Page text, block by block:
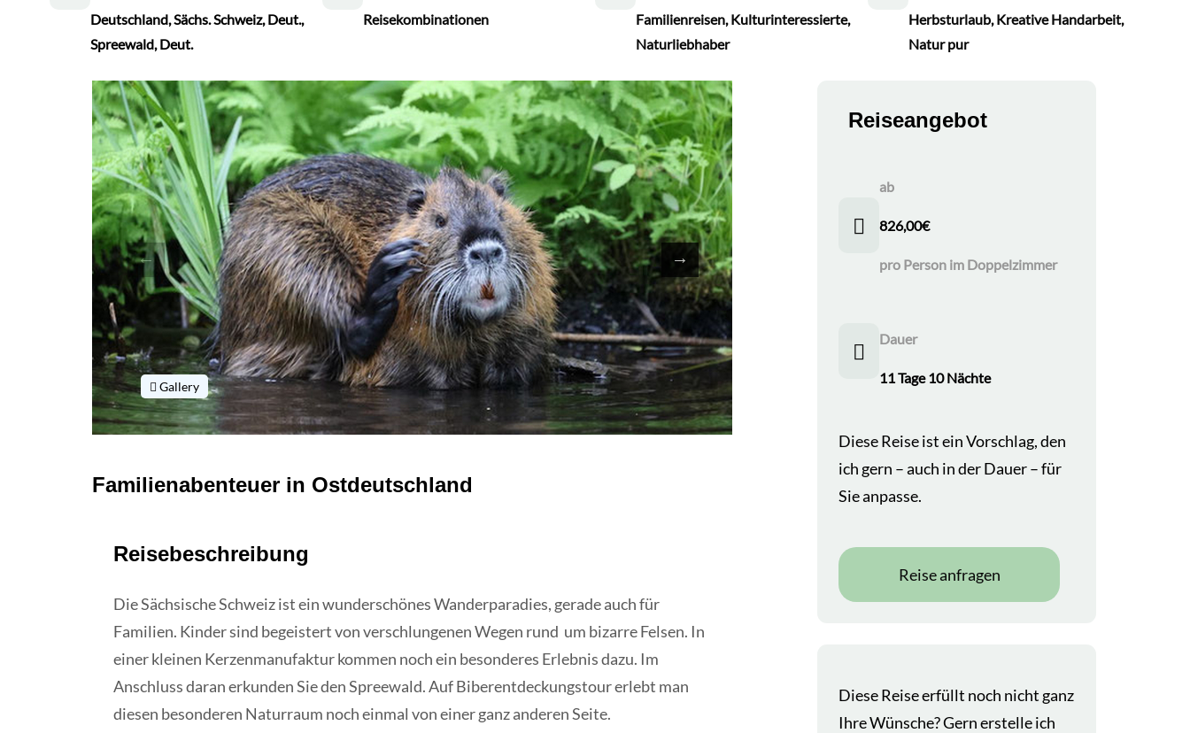
Deutschland,Sächs. Schweiz, Deut.,
Spreewald, Deut.
Reisekombinationen Familienreisen,Kulturinteressierte,
Naturliebhaber
Herbsturlaub,Kreative Handarbeit,
Natur pur
Gallery
Familienabenteuer in Ostdeutschland
Reisebeschreibung
Die Sächsische Schweiz ist ein wunderschönes Wanderparadies, gerade auch für
Familien. Kinder sind begeistert von verschlungenen Wegen rund um bizarre Felsen. In
einer kleinen Kerzenmanufaktur kommen noch ein besonderes Erlebnis dazu. Im
Anschluss daran erkunden Sie den Spreewald. Auf Biberentdeckungstour erlebt man
diesen besonderen Naturraum noch einmal von einer ganz anderen Seite.
Reiseangebot
ab
826,00€
pro Person im Doppelzimmer
Dauer
11 Tage 10 Nächte
Diese Reise ist ein Vorschlag, den
ich gern – auch in der Dauer – für
Sie anpasse.
Reise anfragen
Diese Reise erfüllt noch nicht ganz
Ihre Wünsche? Gern erstelle ich